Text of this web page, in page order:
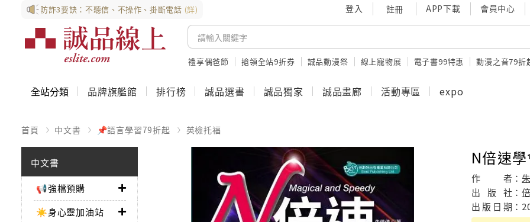
防詐3要訣：不聽信、不操作、掛斷電話 (詳) 登入 註冊 APP下載 會員中心
禮享偶爸節 搶領全站9折券 誠品動漫祭 線上寵物展 電子書99特惠 動漫之音79折
全站分類 品牌旗艦館 排行榜 誠品選書 誠品獨家 誠品畫廊 活動專區 expo
首頁 中文書 📌語言學習79折起 英檢托福
中文書
📢強檔預購
☀️身心靈加油站
N倍速
作 者：
出
版 社：
出 版 日 期：